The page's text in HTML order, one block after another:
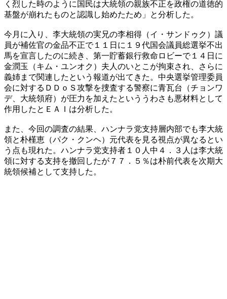
く烈した時のように国民は大統領の親族不正を政権の道徳的
基盤が崩れたものと認識し始めたため」と分析した。
今月に入り、李大統領の実兄の李相得（イ・サンドゥク）議
員が補佐官の金品不正で１１日に１９代国会議員総選挙不出
馬を宣言したのに続き、第一貯蓄銀行救命ロビーで１４日に
金潤玉（キム・ユンオク）夫人のいとこが拘束され、さらに
義姉まで関連したという報道が出てきた。中央選挙管理委員
会に対するＤＤｏＳ攻撃を捜査する警察に青瓦台（チョンワ
デ、大統領府）が圧力を加えたといううわさも悪材料として
作用したとＥＡＩは分析した。
また、今回の調査の結果、ハンナラ党支持層内部でも李大統
領と朴槿恵（パク・クンヘ）元代表を見る視点が異なるとい
う点も現れた。ハンナラ党支持者１０人中４．３人は李大統
領に対する支持を撤回したが７７．５％は朴前代表を次期大
統領候補として支持した。